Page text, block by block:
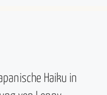
Haiku in